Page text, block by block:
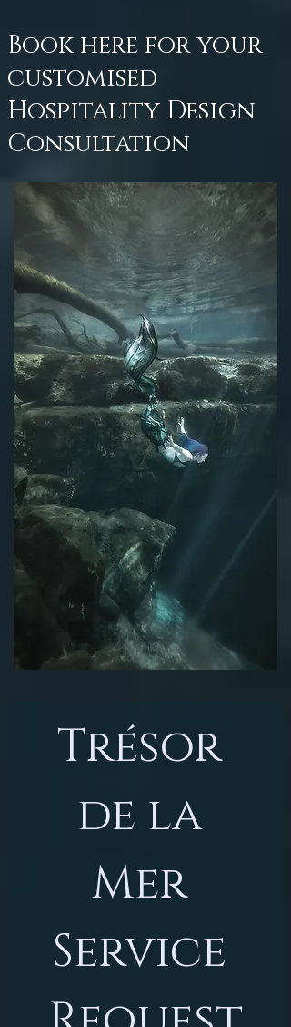
Book here for your
customised
Hospitality Design
Consultation
Trésor
de la
Mer
Service